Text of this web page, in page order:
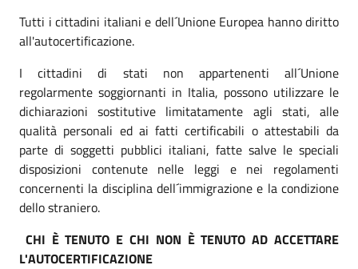
Tutti i cittadini italiani e dell´Unione Europea hanno diritto
all'autocertificazione.
I cittadini di stati non appartenenti all´Unione
regolarmente soggiornanti in Italia, possono utilizzare le
dichiarazioni sostitutive limitatamente agli stati, alle
qualità personali ed ai fatti certificabili o attestabili da
parte di soggetti pubblici italiani, fatte salve le speciali
disposizioni contenute nelle leggi e nei regolamenti
concernenti la disciplina dell´immigrazione e la condizione
dello straniero.
CHI È TENUTO E CHI NON È TENUTO AD ACCETTARE
L'AUTOCERTIFICAZIONE